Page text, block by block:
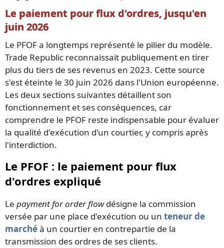
Le paiement pour flux d'ordres, jusqu'en
juin 2026
Le PFOF a longtemps représenté le pilier du modèle.
Trade Republic reconnaissait publiquement en tirer
plus du tiers de ses revenus en 2023. Cette source
s'est éteinte le 30 juin 2026 dans l'Union européenne.
Les deux sections suivantes détaillent son
fonctionnement et ses conséquences, car
comprendre le PFOF reste indispensable pour évaluer
la qualité d'exécution d'un courtier, y compris après
l'interdiction.
Le PFOF : le paiement pour flux
d'ordres expliqué
Le payment for order flowdésigne la commission
versée par une place d'exécution ou un teneur de
marchéà un courtier en contrepartie de la
transmission des ordres de ses clients.